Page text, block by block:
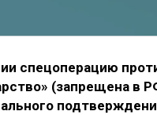
спецоперацию
(запрещена в